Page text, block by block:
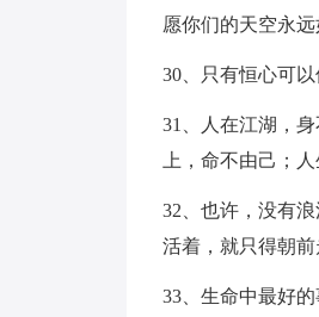
愿你们的天空永
30、只有恒心可
31、人在江湖，
上，命不由己；
32、也许，没有
活着，就只得朝前
33、生命中最好